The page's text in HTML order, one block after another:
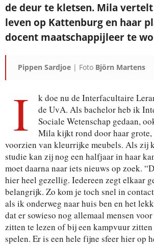
de deur te kletsen. Mila
leven op Kattenburg en haar
docent maatschappijleer te
Pippen Sardjoe | Foto Björn Martens
I
k doe nu de Interfacultaire
de UvA. Als bachelor heb ik
Sociale Wetenschap gedaan,
Mila kijkt rond doorhaar
voorzien van kleurrijke meubels. Als zij
studie kan zij nog een halfjaar in haar
moet daarna naar iets nieuws op zoek.
hier heel gezellig. Iedereen zegtelkaar
belangrijk. Zo kom je toch snel in
als ik onderweg naar huis ben en het
dat er sowieso nog allemaal mensen
zitten te lezen of bij een kampvuur
spelen. Er is een hele fijne sfeer hier op